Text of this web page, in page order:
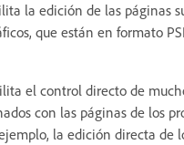
la edición de las páginas
que están en formato
el control directo de
con las páginas de los
la edición directa de